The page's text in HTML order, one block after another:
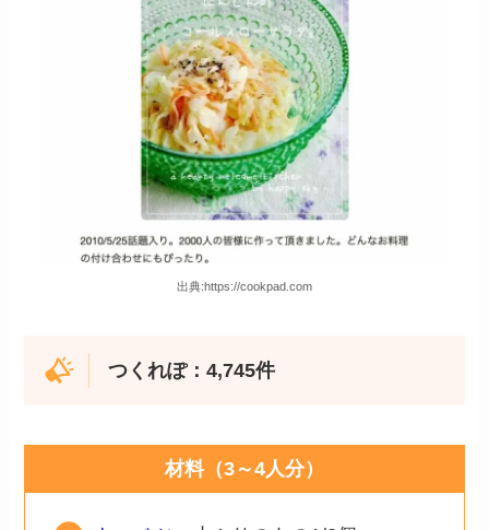
出典:https://cookpad.com
つくれぽ：4,745件
材料（3～4人分）